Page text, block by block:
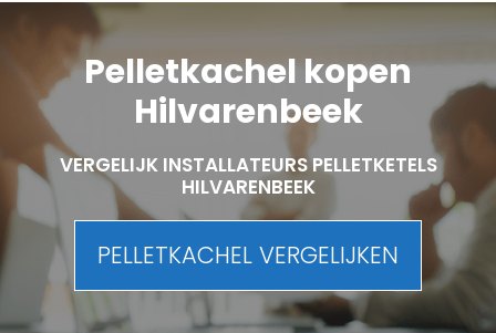
Pelletkachel kopen
Hilvarenbeek
VERGELIJK INSTALLATEURS PELLETKETELS
HILVARENBEEK
PELLETKACHEL VERGELIJKEN